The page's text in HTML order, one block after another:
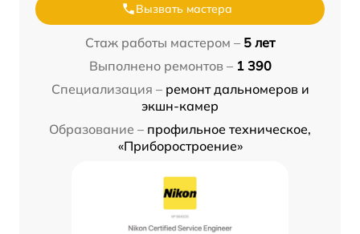
Вызвать мастера
Стаж работы мастером – 5 лет
Выполнено ремонтов – 1 390
Специализация – ремонт дальномеров и
экшн-камер
Образование – профильное техническое,
«Приборостроение»